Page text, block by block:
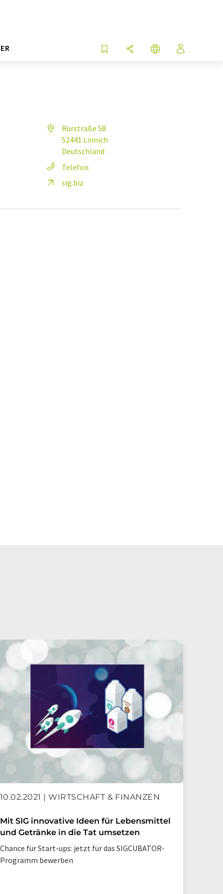
Rurstraße 58
52441 Linnich
Deutschland
Telefon
sig.biz
10.02.2021 | WIRTSCHAFT & FINANZEN
Mit SIG innovative Ideen für Lebensmittel
und Getränke in die Tat umsetzen
Chance für Start-ups: jetzt für das SIGCUBATOR-
Programm bewerben